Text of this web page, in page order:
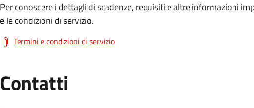
Per conoscere i dettagli di scadenze, requisiti e altre informazioni
e le condizioni di servizio.
Termini e condizioni di servizio
Contatti